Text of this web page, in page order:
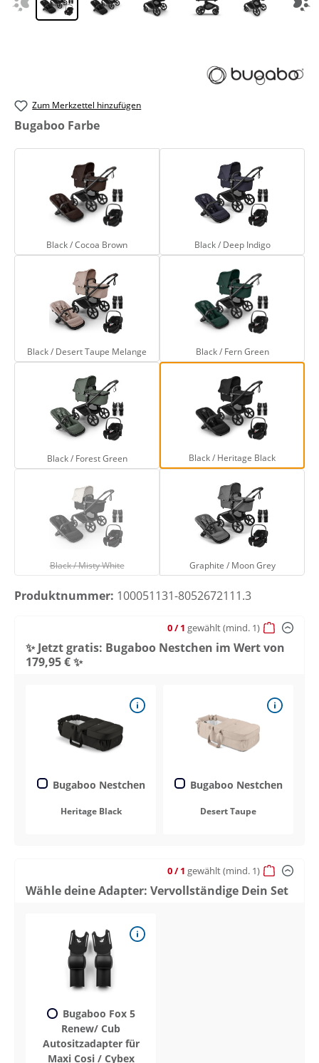
Zum Merkzettel hinzufügen
auswählen
Bugaboo Farbe
Black / Cocoa Brown
Black / Cocoa Brown
Black / Deep Indigo
Black / Deep
Black / Desert Taupe Melange
Black / Desert Taupe Melange
Black / Fern Green
Black / Fern Green
Black / Forest Green
Black / Forest Green
Black / Heritage Black
Black / Heritage
Black / Misty White
Black / Misty White
(Diese Option ist zurzeit nicht verfügbar.)
Graphite / Moon Grey
Graphite / Moon
Produktnummer: 100051131-8052672111.3
✨ Jetzt gratis: Bugaboo Nestchen im Wert von
179,95 € ✨
0/ 1 gewählt(mind. 1)
Bugaboo Nestchen
Heritage Black
Bugaboo Nestchen
Desert Taupe
Wähle deine Adapter: Vervollständige Dein Set
0/ 1 gewählt(mind. 1)
Bugaboo Fox 5
Renew/ Cub
Autositzadapter für
Maxi Cosi / Cybex